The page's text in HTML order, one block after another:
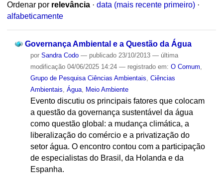
Ordenar por relevância · data (mais recente primeiro) ·
alfabeticamente
Governança Ambiental e a Questão da Água
por Sandra Codo — publicado23/10/2013 — última
modificação04/06/2025 14:24 — registrado em: O Comum
Grupo de Pesquisa Ciências Ambientais Ciências
Ambientais Água, Meio Ambiente
Evento discutiu os principais fatores que colocam
a questão da governança sustentável da água
como questão global: a mudança climática, a
liberalização do comércio e a privatização do
setor água. O encontro contou com a participação
de especialistas do Brasil, da Holanda e da
Espanha.